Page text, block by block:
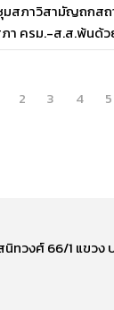
มสภาวิสามัญถกสถ
า ครม.-ส.ส.พ้นด้ว
2 3 4 5
นิทวงศ์ 66/1 แขว